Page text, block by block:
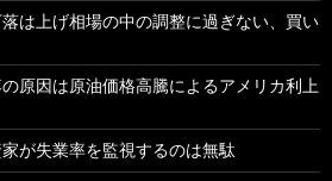
は上げ相場の中の調整に過ぎない、買い
原因は原油価格高騰によるアメリカ利上
が失業率を監視するのは無駄